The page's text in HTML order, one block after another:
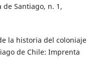
de Santiago, n. 1,
la historia del coloniaje
de Chile: Imprenta